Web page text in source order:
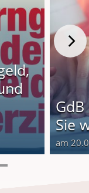
Sie
am